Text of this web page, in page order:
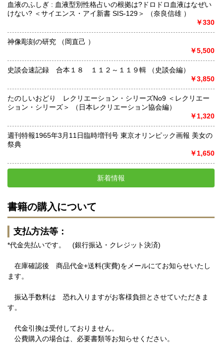
血液のふしぎ : 血液型別性格占いの根拠は?ドロドロ血液はなぜい
けない? ＜サイエンス・アイ新書 SIS-129＞ （奈良信雄 ）
￥330
神像彫刻の研究 （岡直己 ）
￥5,500
史談会速記録 合本１８ １１２～１１９輯 （史談会編）
￥3,850
たのしいおどり レクリエーション・シリーズNo9 ＜レクリエー
ション・シリーズ＞ （日本レクリエーション協会編）
￥1,320
週刊特報1965年3月11日臨時増刊号 東京オリンピック画報 美女の
祭典
￥1,650
新着情報
書籍の購入について
支払方法等：
*代金先払いです。 (銀行振込・クレジット決済)
在庫確認後 商品代金+送料(実費)をメールにてお知らせいたし
ます。
振込手数料は 恐れ入りますがお客様負担とさせていただきま
す。
代金引換は受付しておりません。
公費購入の場合は、必要書類等お知らせください。